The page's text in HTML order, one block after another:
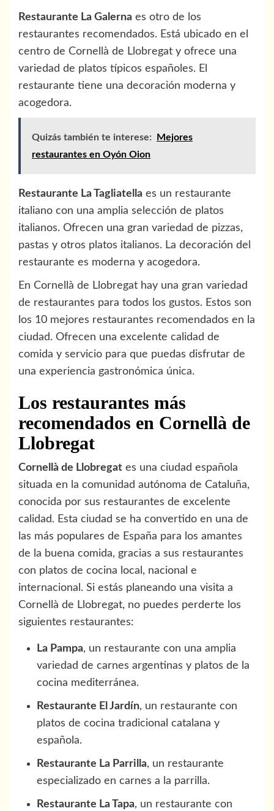
Restaurante La Galerna es otro de los
restaurantes recomendados. Está ubicado en el
centro de Cornellà de Llobregat y ofrece una
variedad de platos típicos españoles. El
restaurante tiene una decoración moderna y
acogedora.
Quizás también te interese:
Mejores
restaurantes en Oyón Oion
Restaurante La Tagliatella es un restaurante
italiano con una amplia selección de platos
italianos. Ofrecen una gran variedad de pizzas,
pastas y otros platos italianos. La decoración del
restaurante es moderna y acogedora.
En Cornellà de Llobregat hay una gran variedad
de restaurantes para todos los gustos. Estos son
los 10 mejores restaurantes recomendados en la
ciudad. Ofrecen una excelente calidad de
comida y servicio para que puedas disfrutar de
una experiencia gastronómica única.
Los restaurantes más
recomendados en Cornellà de
Llobregat
Cornellà de Llobregat es una ciudad española
situada en la comunidad autónoma de Cataluña,
conocida por sus restaurantes de excelente
calidad. Esta ciudad se ha convertido en una de
las más populares de España para los amantes
de la buena comida, gracias a sus restaurantes
con platos de cocina local, nacional e
internacional. Si estás planeando una visita a
Cornellà de Llobregat, no puedes perderte los
siguientes restaurantes:
La Pampa, un restaurante con una amplia
variedad de carnes argentinas y platos de la
cocina mediterránea.
Restaurante El Jardín, un restaurante con
platos de cocina tradicional catalana y
española.
Restaurante La Parrilla, un restaurante
especializado en carnes a la parrilla.
Restaurante La Tapa, un restaurante con